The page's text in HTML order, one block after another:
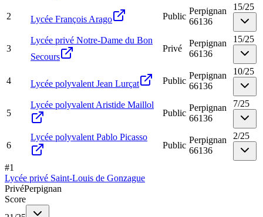
2 Lycée François Arago Public
Perpignan
66136
15/25
3
Lycée privé Notre-Dame du Bon
Secours
Privé
Perpignan
66136
15/25
4 Lycée polyvalent Jean Lurçat Public
Perpignan
66136
10/25
5
Lycée polyvalent Aristide Maillol
Public
Perpignan
66136
7/25
6
Lycée polyvalent Pablo Picasso
Public
Perpignan
66136
2/25
#1
Lycée privé Saint-Louis de Gonzague
PrivéPerpignan
Score